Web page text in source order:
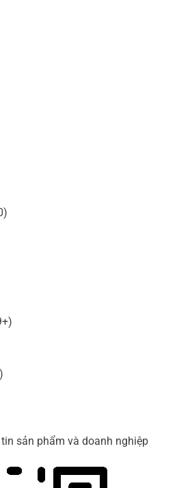
sản phẩm và doanh nghiệp